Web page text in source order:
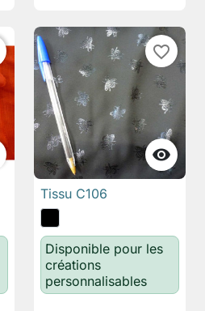

favorite_border
Tissu C106
Disponible pour les
créations
personnalisables